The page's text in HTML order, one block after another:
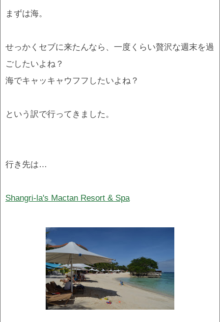
まずは海。
せっかくセブに来たんなら、一度くらい贅沢な週末を過
ごしたいよね？
海でキャッキャウフフしたいよね？
という訳で行ってきました。
行き先は…
Shangri-la's Mactan Resort & Spa